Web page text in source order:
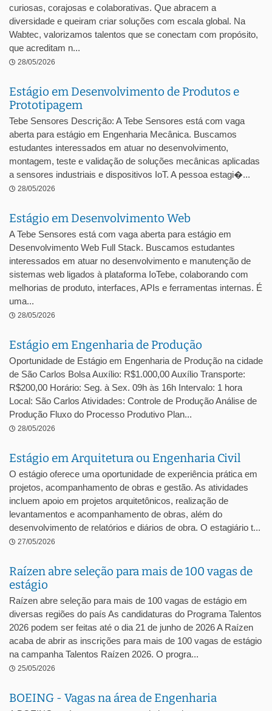
curiosas, corajosas e colaborativas. Que abracem a
diversidade e queiram criar soluções com escala global. Na
Wabtec, valorizamos talentos que se conectam com propósito,
que acreditam n...
28/05/2026
Estágio em Desenvolvimento de Produtos e
Prototipagem
Tebe Sensores Descrição: A Tebe Sensores está com vaga
aberta para estágio em Engenharia Mecânica. Buscamos
estudantes interessados em atuar no desenvolvimento,
montagem, teste e validação de soluções mecânicas aplicadas
a sensores industriais e dispositivos IoT. A pessoa estagi�...
28/05/2026
Estágio em Desenvolvimento Web
A Tebe Sensores está com vaga aberta para estágio em
Desenvolvimento Web Full Stack. Buscamos estudantes
interessados em atuar no desenvolvimento e manutenção de
sistemas web ligados à plataforma IoTebe, colaborando com
melhorias de produto, interfaces, APIs e ferramentas internas. É
uma...
28/05/2026
Estágio em Engenharia de Produção
Oportunidade de Estágio em Engenharia de Produção na cidade
de São Carlos Bolsa Auxílio: R$1.000,00 Auxílio Transporte:
R$200,00 Horário: Seg. à Sex. 09h às 16h Intervalo: 1 hora
Local: São Carlos Atividades: Controle de Produção Análise de
Produção Fluxo do Processo Produtivo Plan...
28/05/2026
Estágio em Arquitetura ou Engenharia Civil
O estágio oferece uma oportunidade de experiência prática em
projetos, acompanhamento de obras e gestão. As atividades
incluem apoio em projetos arquitetônicos, realização de
levantamentos e acompanhamento de obras, além do
desenvolvimento de relatórios e diários de obra. O estagiário t...
27/05/2026
Raízen abre seleção para mais de 100 vagas de
estágio
Raízen abre seleção para mais de 100 vagas de estágio em
diversas regiões do país As candidaturas do Programa Talentos
2026 podem ser feitas até o dia 21 de junho de 2026 A Raízen
acaba de abrir as inscrições para mais de 100 vagas de estágio
na campanha Talentos Raízen 2026. O progra...
25/05/2026
BOEING - Vagas na área de Engenharia